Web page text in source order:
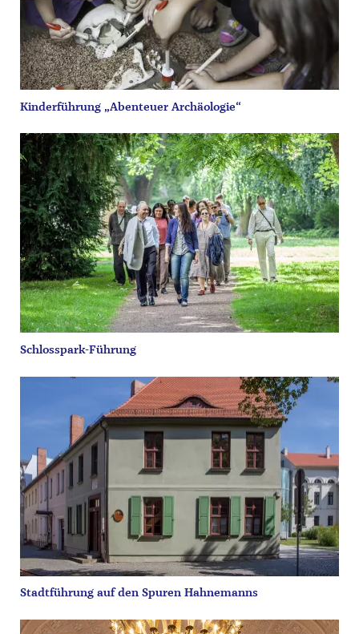
Kinderführung „Abenteuer Archäologie“
Schlosspark-Führung
Stadtführung auf den Spuren Hahnemanns